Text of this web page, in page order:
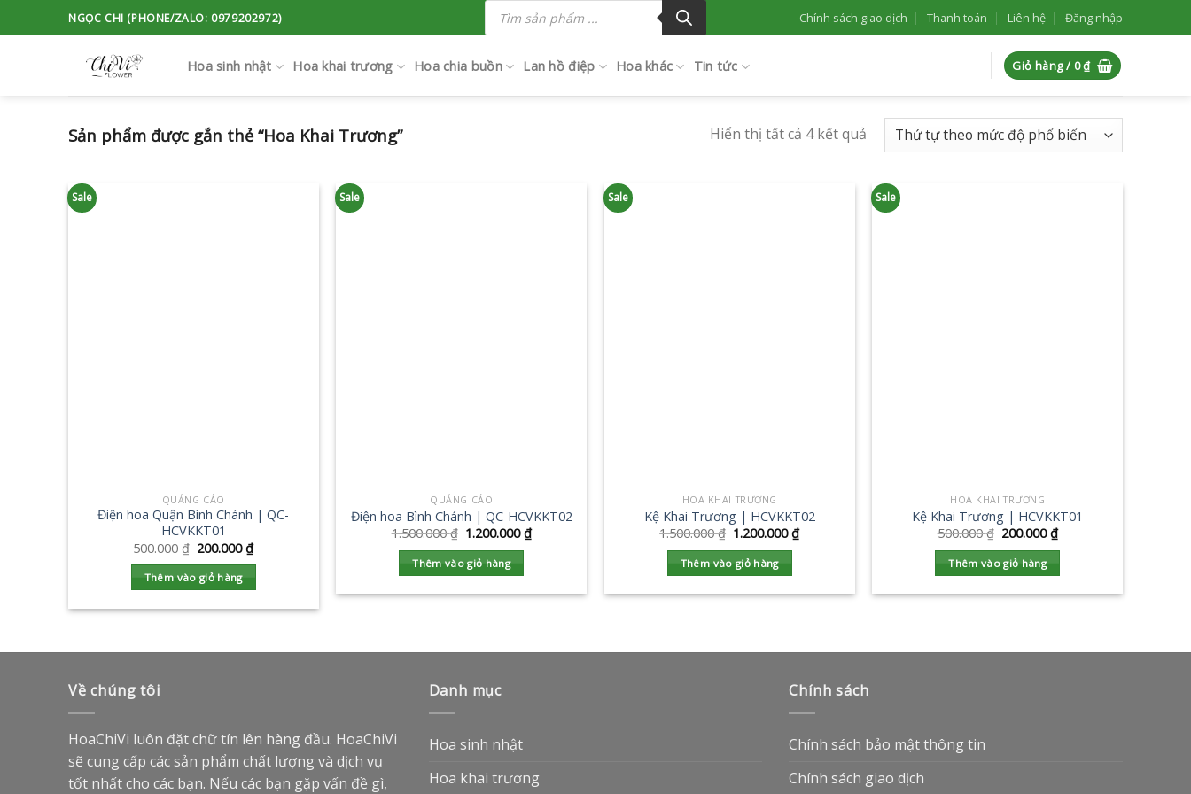
to
NGỌC CHI (PHONE/ZALO: 0979202972)
Tìm
kiếm
phẩm
Chính sách giao dịch Thanh toán Liên hệ Đăng nhập
Hoa sinh nhật Hoa khai trương Hoa chia buồn Lan hồ điệp Hoa khác Tin tức Giỏ hàng / 0₫
Sản phẩm được gắn thẻ “Hoa Khai Trương” Hiển thị tất cả 4 kết quả
Sale
QUẢNG CÁO
Điện hoa Quận Bình Chánh | QC-
HCVKKT01
500.000₫ 200.000₫
Thêm vào giỏ hàng
Sale
QUẢNG CÁO
Điện hoa Bình Chánh | QC-HCVKKT02
1.500.000₫ 1.200.000₫
Thêm vào giỏ hàng
Sale
HOA KHAI TRƯƠNG
Kệ Khai Trương | HCVKKT02
1.500.000₫ 1.200.000₫
Thêm vào giỏ hàng
Sale
HOA KHAI TRƯƠNG
Kệ Khai Trương | HCVKKT01
500.000₫ 200.000₫
Thêm vào giỏ hàng
Về chúng tôi
HoaChiVi luôn đặt chữ tín lên hàng đầu. HoaChiVi
sẽ cung cấp các sản phẩm chất lượng và dịch vụ
tốt nhất cho các bạn. Nếu các bạn gặp vấn đề gì,
Danh mục
Hoa sinh nhật
Hoa khai trương
Chính sách
Chính sách bảo mật thông tin
Chính sách giao dịch